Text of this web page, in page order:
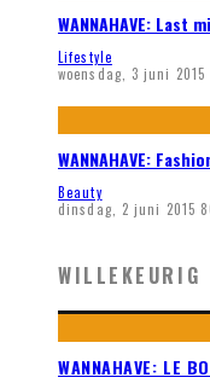
WANNAHAVE: Last
Lifestyle
woensdag, 3 juni 2015
WANNAHAVE:
Beauty
dinsdag, 2 juni 2015
WILLEKEURIG
WANNAHAVE: LE